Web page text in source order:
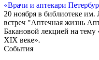
«Врачи и аптекари
20 ноября в библиотеке
встреч "Аптечная жизнь
Бакановой лекцией на тему
ХIХ веке».
События